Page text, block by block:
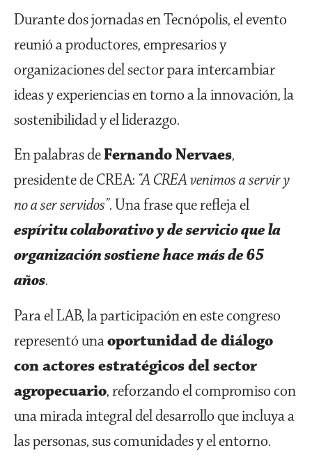
Durante dos jornadas en Tecnópolis, el evento
reunió a productores, empresarios y
organizaciones del sector para intercambiar
ideas y experiencias en torno a la innovación, la
sostenibilidad y el liderazgo.
En palabras deFernando Nervaes,
presidente de CREA: “A CREA venimos a servir y
no a ser servidos”. Una frase que refleja el
espíritu colaborativo y de servicio que la
organización sostiene hace más de 65
años.
Para el LAB, la participación en este congreso
representó unaoportunidad de diálogo
con actores estratégicos del sector
agropecuario, reforzando el compromiso con
una mirada integral del desarrollo que incluya a
las personas, sus comunidades y el entorno.